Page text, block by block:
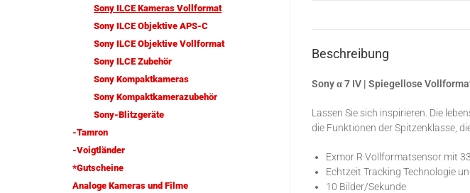
Beschreibung
Sony α 7 IV | Spiegellose
Lassen Sie sich inspirieren. Die
die Funktionen der Spitzenklasse,
Exmor R Vollformatsensor mit
Echtzeit Tracking Technologie
10 Bilder/Sekunde
Sony ILCE Kameras Vollformat
Sony ILCE Objektive APS-C
Sony ILCE Objektive Vollformat
Sony ILCE Zubehör
Sony Kompaktkameras
Sony Kompaktkamerazubehör
Sony-Blitzgeräte
-Tamron
-Voigtländer
*Gutscheine
Analoge Kameras und Filme